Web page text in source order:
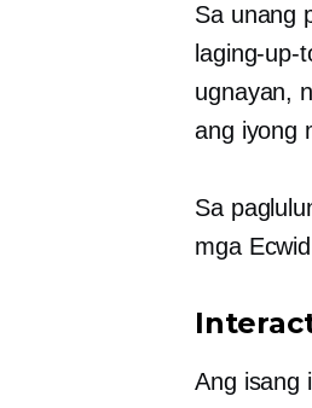
Sa unang
laging-up-
ugnayan,
ang iyong
Sa
mga
Ang isang